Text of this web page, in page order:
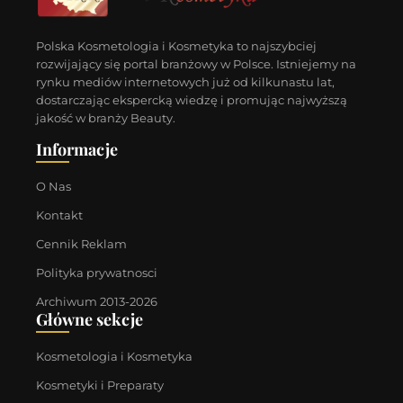
Polska Kosmetologia i Kosmetyka to najszybciej
rozwijający się portal branżowy w Polsce. Istniejemy na
rynku mediów internetowych już od kilkunastu lat,
dostarczając ekspercką wiedzę i promując najwyższą
jakość w branży Beauty.
Informacje
O Nas
Kontakt
Cennik Reklam
Polityka prywatnosci
Archiwum 2013-2026
Główne sekcje
Kosmetologia i Kosmetyka
Kosmetyki i Preparaty